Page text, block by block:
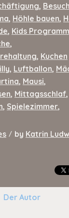
, Besuch
, Höhle bauen,
, Kids Programm
,
, Kuchen
, Luftballon,
, Mausi,
, Mittagsschlaf,
, Spielezimmer,
/ by Katrin
Der Autor